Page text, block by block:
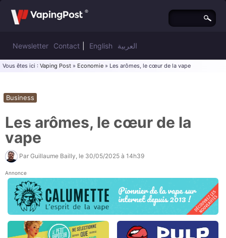
Newsletter Contact English العربية
Vous êtes ici : Vaping Post » Economie » Les arômes, le cœur de la vape
Business
Les arômes, le cœur de la
vape
Par Guillaume Bailly , le 30/05/2025 à 14h39
Annonce